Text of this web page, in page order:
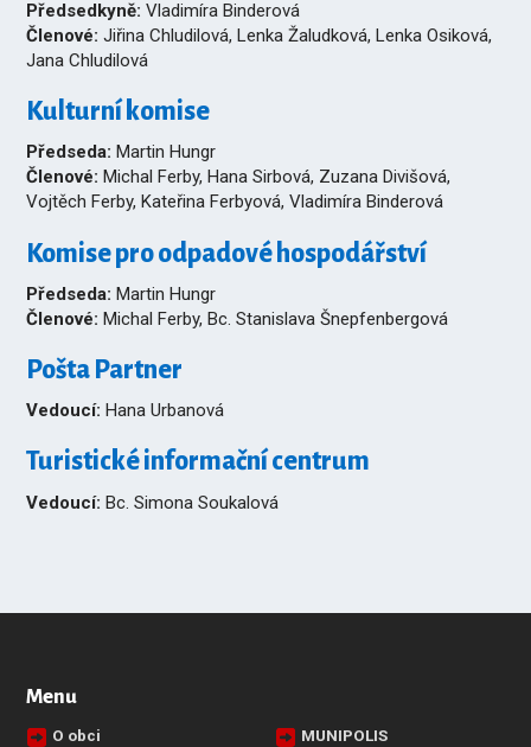
Předsedkyně:Vladimíra Binderová
Členové:Jiřina Chludilová, Lenka Žaludková, Lenka Osiková,
Jana Chludilová
Kulturní komise
Předseda: Martin Hungr
Členové: Michal Ferby, Hana Sirbová, Zuzana Divišová,
Vojtěch Ferby, Kateřina Ferbyová, Vladimíra Binderová
Komise pro odpadové hospodářství
Předseda:Martin Hungr
Členové:Michal Ferby, Bc. Stanislava Šnepfenbergová
Pošta Partner
Vedoucí: Hana Urbanová
Turistické informační centrum
Vedoucí: Bc. Simona Soukalová
Menu
O obci
MUNIPOLIS